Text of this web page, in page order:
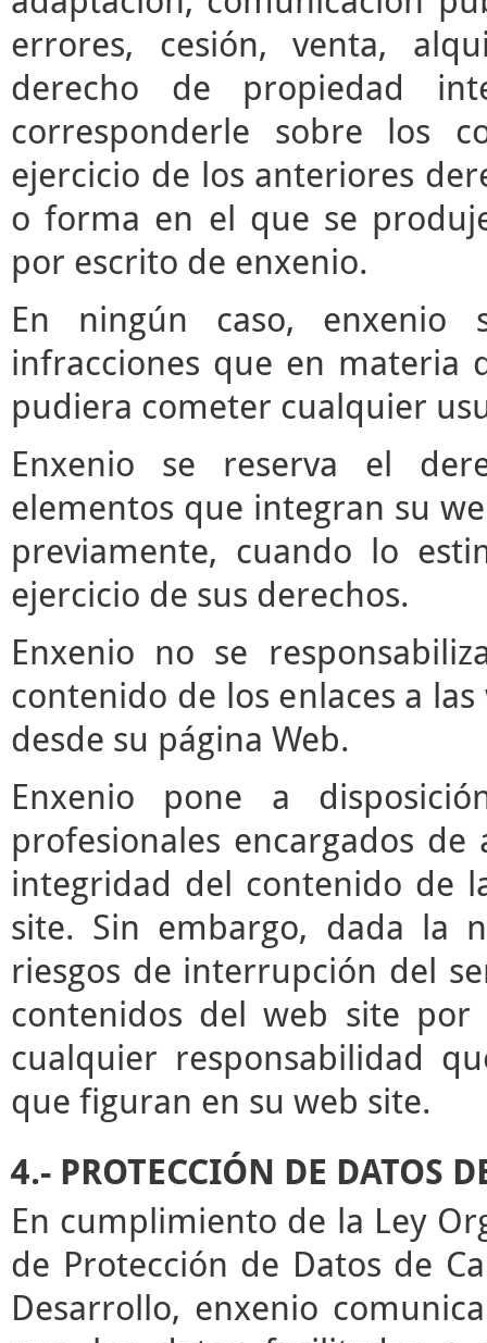
errores, cesión, venta,
derecho de propiedad
corresponderle sobre los
ejercicio de los anteriores
o forma en el que se
por escrito de enxenio.
En ningún caso, enxenio
infracciones que en materia
pudiera cometer cualquier
Enxenio se reserva el
elementos que integran su
previamente, cuando lo
ejercicio de sus derechos.
Enxenio no se
contenido de los enlaces a
desde su página Web.
Enxenio pone a
profesionales encargados
integridad del contenido de
site. Sin embargo, dada la
riesgos de interrupción del
contenidos del web site por
cualquier responsabilidad
que figuran en su web site.
4.- PROTECCIÓN DE DATOS
En cumplimiento de la Ley
de Protección de Datos de
Desarrollo, enxenio